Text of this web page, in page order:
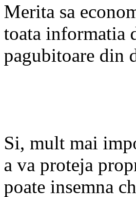
Merita sa
toata informatia
pagubitoare din
Si, mult mai
a va proteja
poate insemna